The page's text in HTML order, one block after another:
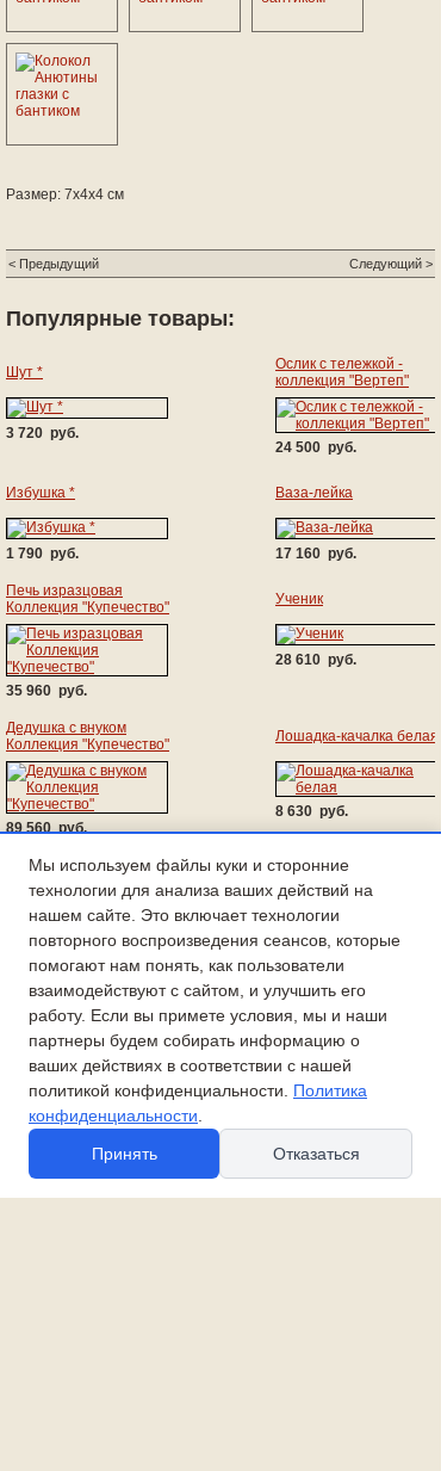
Размер: 7х4х4 см
< Предыдущий Следующий >
Популярные товары:
Шут *
3 720 руб.
Ослик с тележкой -
коллекция "Вертеп"
24 500 руб.
Избушка *
1 790 руб.
Ваза-лейка
17 160 руб.
Печь изразцовая
Коллекция "Купечество"
35 960 руб.
Ученик
28 610 руб.
Дедушка с внуком
Коллекция "Купечество"
89 560 руб.
Лошадка-качалка белая
8 630 руб.
Новые товары:
Магнит сердечко "Анютки"
1 150 руб.
Булочница
2 200 руб.
4 500 руб.
Снежный ком
Панно с барышней
Мы используем файлы куки и сторонние
технологии для анализа ваших действий на
нашем сайте. Это включает технологии
повторного воспроизведения сеансов, которые
помогают нам понять, как пользователи
взаимодействуют с сайтом, и улучшить его
работу. Если вы примете условия, мы и наши
партнеры будем собирать информацию о
ваших действиях в соответствии с нашей
политикой конфиденциальности. Политика
конфиденциальности
Принять
Отказаться